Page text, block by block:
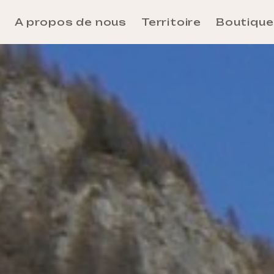
A propos de nous Territoire
Unité des Communes Grand-Combin
Unité des Communes Grand-Paradis
Unité des Communes Mont-Rose
Unité des Communes Mont-Cervin
Unité des Communes Mont-Émilius
Unité des Communes Valdigne-Mont-Blanc
Unité des Communes Walser
Se rendre et se déplacer en Vallée d’Aoste
Boutique